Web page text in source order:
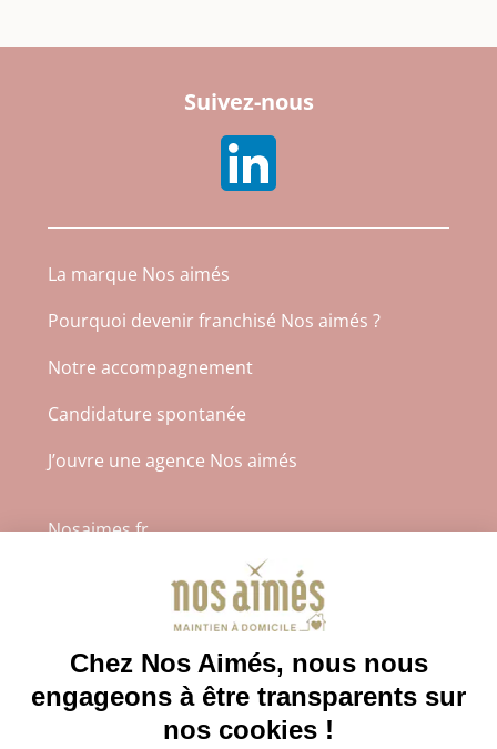
Suivez-nous
La marque Nos aimés
Pourquoi devenir franchisé Nos aimés ?
Notre accompagnement
Candidature spontanée
J’ouvre une agence Nos aimés
Nosaimes.fr
Mentions légales
Protection des données à caractère personnel
CGS